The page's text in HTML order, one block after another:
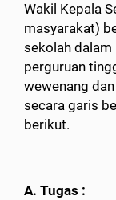
Wakil Kepala
masyarakat)
sekolah
perguruan
wewenang
secara garis
berikut.
A. Tugas :